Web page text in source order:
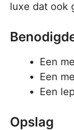
luxe dat ook
Een
Een
Een
Opslag